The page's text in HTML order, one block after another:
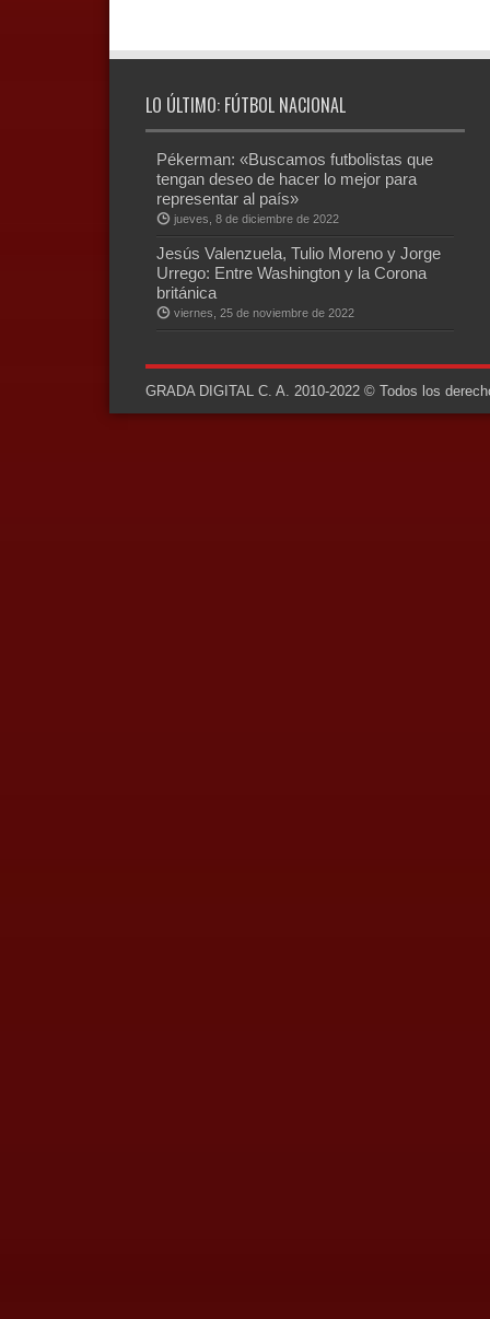
LO ÚLTIMO: FÚTBOL NACIONAL
Pékerman: «Buscamos futbolistas que
tengan deseo de hacer lo mejor para
representar al país»
jueves, 8 de diciembre de 2022
Jesús Valenzuela, Tulio Moreno y Jorge
Urrego: Entre Washington y la Corona
británica
viernes, 25 de noviembre de 2022
GRADA DIGITAL C. A. 2010-2022 © Todos los